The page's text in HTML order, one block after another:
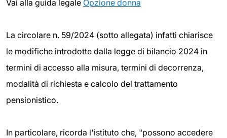
Vai alla guida legale Opzione donna
La circolare n. 59/2024 (sotto allegata) infatti chiarisce
le modifiche introdotte dalla legge di bilancio 2024 in
termini di accesso alla misura, termini di decorrenza,
modalità di richiesta e calcolo del trattamento
pensionistico.
In particolare, ricorda l'istituto che, "possono accedere